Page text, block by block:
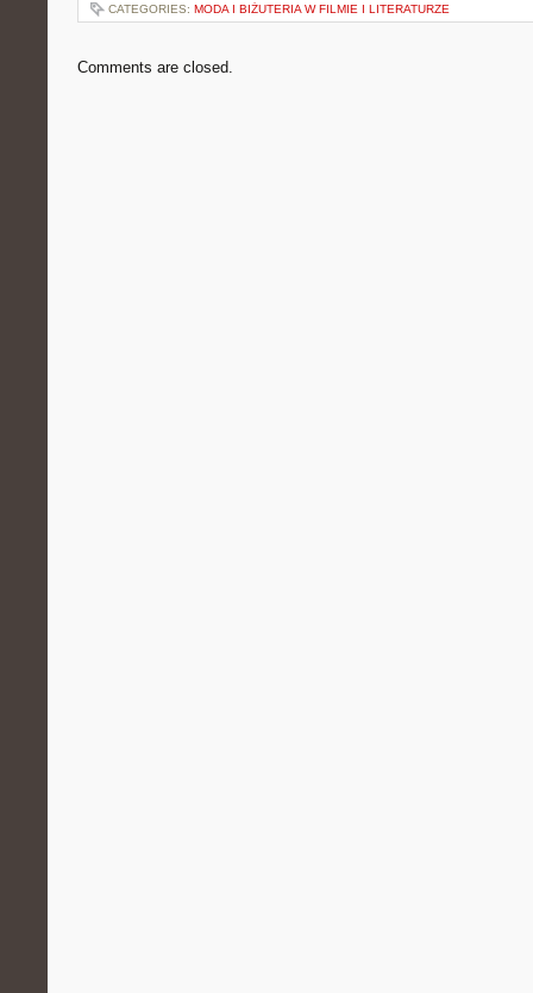
CATEGORIES: MODA I BIŻUTERIA W FILMIE I LITERATURZE
Comments are closed.